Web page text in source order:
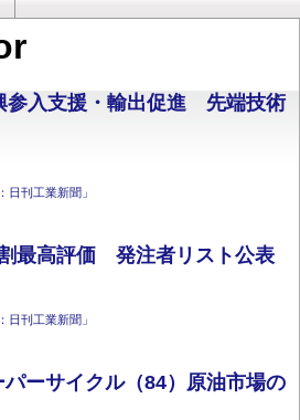
参入支援・輸出促進 先端技術
日刊工業新聞」
最高評価 発注者リスト公表
日刊工業新聞」
ーサイクル（84）原油市場の